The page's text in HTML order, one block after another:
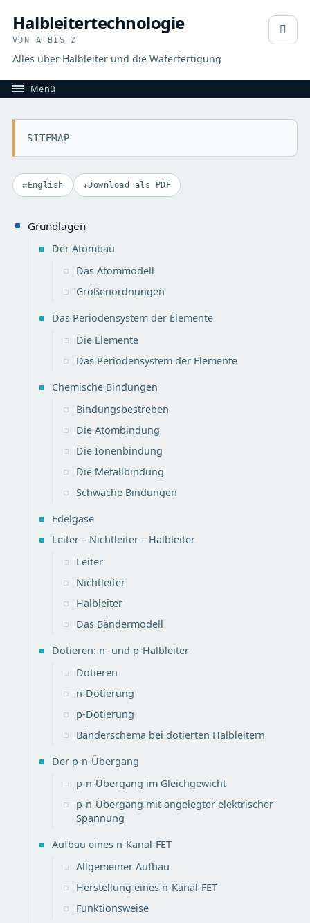
Halbleitertechnologie
VON A BIS Z
Alles über Halbleiter und die Waferfertigung
SITEMAP
English Download als PDF
Grundlagen
Der Atombau
Das Atommodell
Größenordnungen
Das Periodensystem der Elemente
Die Elemente
Das Periodensystem der Elemente
Chemische Bindungen
Bindungsbestreben
Die Atombindung
Die Ionenbindung
Die Metallbindung
Schwache Bindungen
Edelgase
Leiter – Nichtleiter – Halbleiter
Leiter
Nichtleiter
Halbleiter
Das Bändermodell
Dotieren: n- und p-Halbleiter
Dotieren
n-Dotierung
p-Dotierung
Bänderschema bei dotierten Halbleitern
Der p-n-Übergang
p-n-Übergang im Gleichgewicht
p-n-Übergang mit angelegter elektrischer
Spannung
Aufbau eines n-Kanal-FET
Allgemeiner Aufbau
Herstellung eines n-Kanal-FET
Funktionsweise